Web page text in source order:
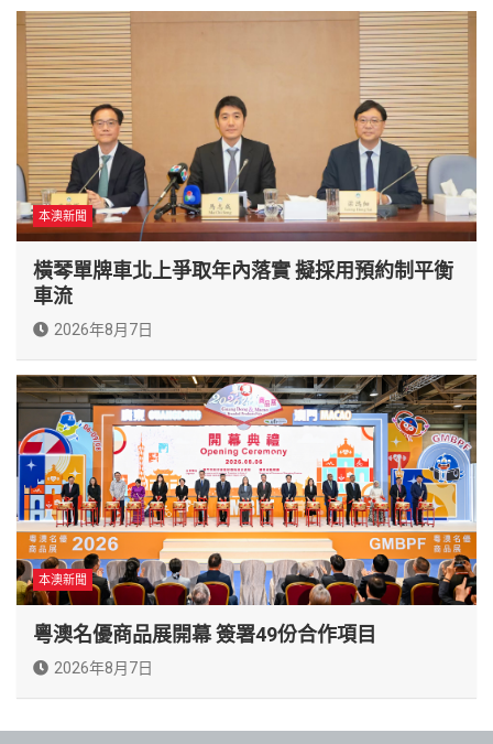
本澳新聞
橫琴單牌車北上爭取年內落實 擬採用預約制平衡
車流
2026年8月7日
本澳新聞
粵澳名優商品展開幕 簽署49份合作項目
2026年8月7日